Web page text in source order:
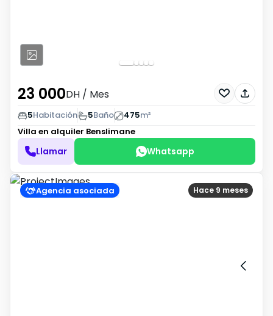
23 000DH / Mes
5Habitación 5Baño 475m²
Villa en alquiler Benslimane
Llamar Whatsapp
Hace 9 meses
Agencia asociada